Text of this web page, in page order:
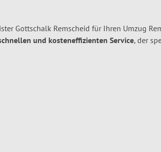
Gottschalk Remscheid für Ihren Umzug
und kosteneffizienten Service, der